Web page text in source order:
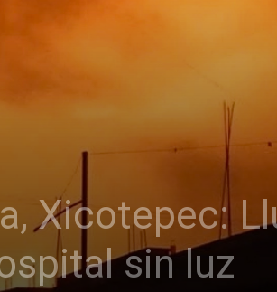
Xicotepec:
sin luz